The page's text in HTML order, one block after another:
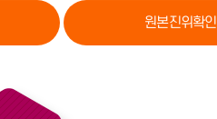
원본진위확인